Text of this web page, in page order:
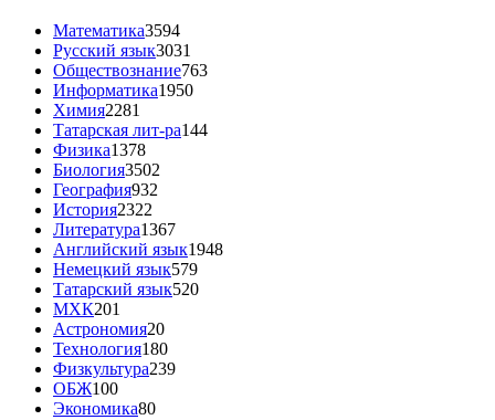
Математика3594
Русский язык3031
Обществознание763
Информатика1950
Химия2281
Татарская лит-ра144
Физика1378
Биология3502
География932
История2322
Литература1367
Английский язык1948
Немецкий язык579
Татарский язык520
МХК201
Астрономия20
Технология180
Физкультура239
ОБЖ100
Экономика80